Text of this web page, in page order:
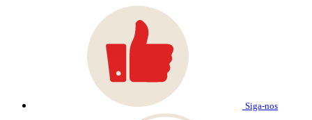
Siga-nos